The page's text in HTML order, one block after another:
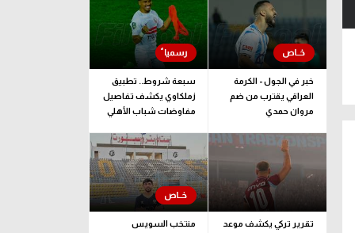
تحليل في الجول
حكايات في الجول
كويز في الجول
فيديو في الجول
خبر في الجول - الكرمة
العراقي يقترب من ضم
مروان حمدي
سبعة شروط.. تطبيق
زملكاوي يكشف تفاصيل
مفاوضات شباب الأهلي
تقرير تركي يكشف موعد
منتخب السويس